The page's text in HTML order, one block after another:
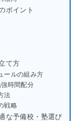
ポイント
て方
ールの組み方
時間配分
法
戦略
な予備校・塾選び